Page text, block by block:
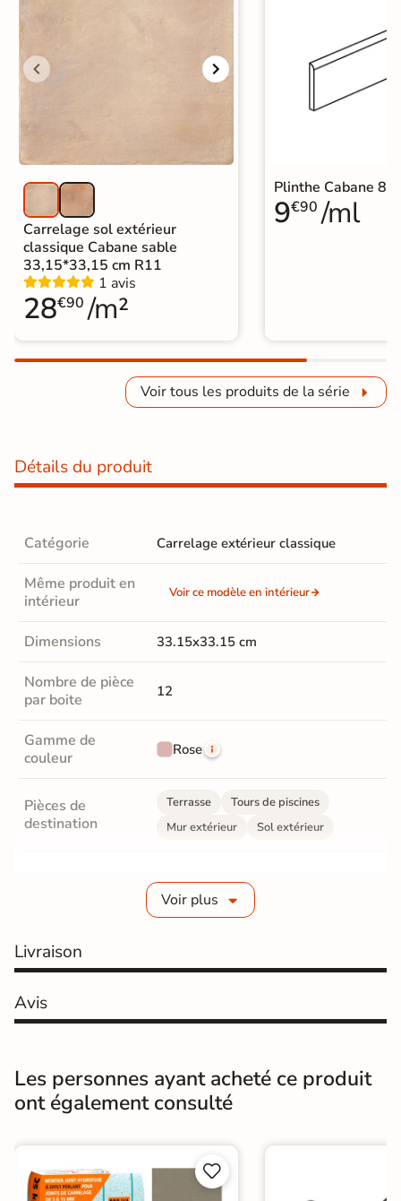
Carrelage sol extérieur
classique Cabane sable
33,15*33,15 cm R11
1 avis
28€90 /m²
Plinthe Cabane
9€90 /ml
Voir tous les produits de la série
Détails du produit
Catégorie Carrelage extérieur classique
Même produit en
intérieur
Voir ce modèle en intérieur
Dimensions 33.15x33.15 cm
Nombre de pièce
par boite
12
Gamme de
couleur
Rose
Pièces de
destination
Terrasse
Tours de piscines
Mur extérieur
Sol extérieur
8 mm
Coefficient
antidérapant
Résistance à
l'usure
Gr4 - Très résistant
Bords Non-rectifié
Finition Mate
Surface Antidérapante
Voir plus
Livraison
Avis
Les personnes ayant acheté ce produit
ont également consulté

